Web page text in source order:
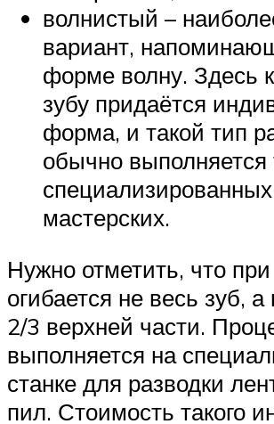
волнистый –
вариант,
форме волну. Здесь
зубу придаётся
форма, и такой тип
обычно выполняется
специализированных
мастерских.
Нужно отметить, что
огибается не весь зуб,
2/3 верхней части.
выполняется на
станке для разводки
пил. Стоимость такого